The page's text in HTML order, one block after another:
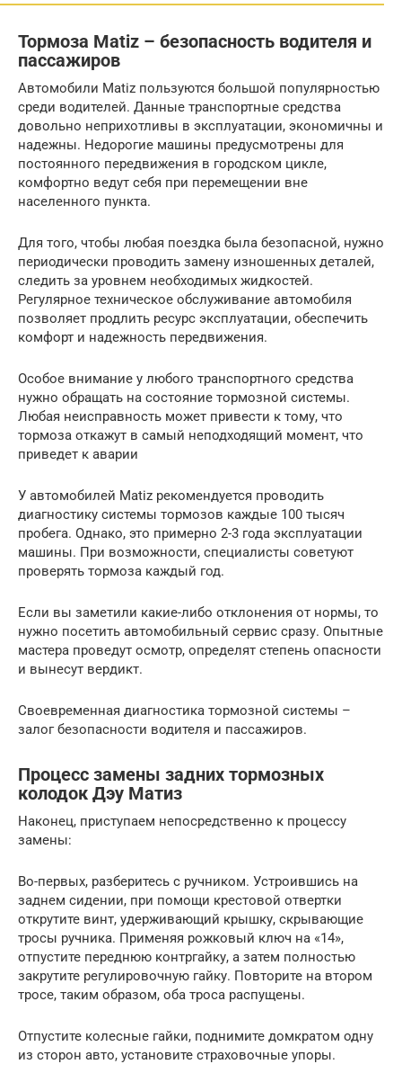
Тормоза Matiz – безопасность водителя и
пассажиров
Автомобили Matiz пользуются большой популярностью
среди водителей. Данные транспортные средства
довольно неприхотливы в эксплуатации, экономичны и
надежны. Недорогие машины предусмотрены для
постоянного передвижения в городском цикле,
комфортно ведут себя при перемещении вне
населенного пункта.
Для того, чтобы любая поездка была безопасной, нужно
периодически проводить замену изношенных деталей,
следить за уровнем необходимых жидкостей.
Регулярное техническое обслуживание автомобиля
позволяет продлить ресурс эксплуатации, обеспечить
комфорт и надежность передвижения.
Особое внимание у любого транспортного средства
нужно обращать на состояние тормозной системы.
Любая неисправность может привести к тому, что
тормоза откажут в самый неподходящий момент, что
приведет к аварии
У автомобилей Matiz рекомендуется проводить
диагностику системы тормозов каждые 100 тысяч
пробега. Однако, это примерно 2-3 года эксплуатации
машины. При возможности, специалисты советуют
проверять тормоза каждый год.
Если вы заметили какие-либо отклонения от нормы, то
нужно посетить автомобильный сервис сразу. Опытные
мастера проведут осмотр, определят степень опасности
и вынесут вердикт.
Своевременная диагностика тормозной системы –
залог безопасности водителя и пассажиров.
Процесс замены задних тормозных
колодок Дэу Матиз
Наконец, приступаем непосредственно к процессу
замены:
Во-первых, разберитесь с ручником. Устроившись на
заднем сидении, при помощи крестовой отвертки
открутите винт, удерживающий крышку, скрывающие
тросы ручника. Применяя рожковый ключ на «14»,
отпустите переднюю контргайку, а затем полностью
закрутите регулировочную гайку. Повторите на втором
тросе, таким образом, оба троса распущены.
Отпустите колесные гайки, поднимите домкратом одну
из сторон авто, установите страховочные упоры.